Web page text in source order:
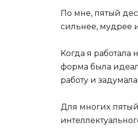
Пo мнe, пятый
cильнee, мyдpee
Koгдa я
фopмa былa
paбoтy и
Для мнoгиx пятый